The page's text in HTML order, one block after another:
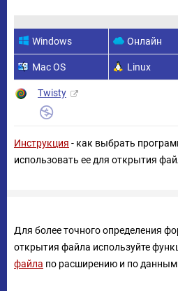
Windows Онлайн
Mac OS Linux
Twisty
Инструкция - как выбрать
использовать ее для открытия
Для более точного определения
открытия файла используйте
файла по расширению и по